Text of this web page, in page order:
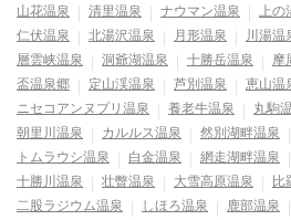
山花温泉 清里温泉 ナウマン温泉 上の
仁伏温泉
北湯沢温泉 月形温泉 川湯温
層雲峡温泉
洞爺湖温泉 十勝岳温泉 摩
盃温泉郷
定山渓温泉 芦別温泉
恵山温
ニセコアンヌプリ温泉
養老牛温泉 丸駒
朝里川温泉
カルルス温泉 然別湖畔温泉
トムラウシ温泉
白金温泉 網走湖畔温泉
十勝川温泉
壮瞥温泉 大雪高原温泉
比
二股ラジウム温泉
しほろ温泉 鹿部温泉